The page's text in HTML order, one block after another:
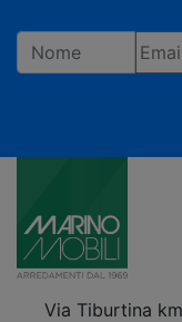
Via Tiburtina